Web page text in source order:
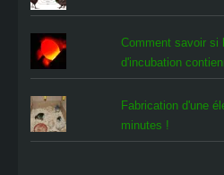
Comment savoir
d'incubation
Fabrication d'une
minutes !